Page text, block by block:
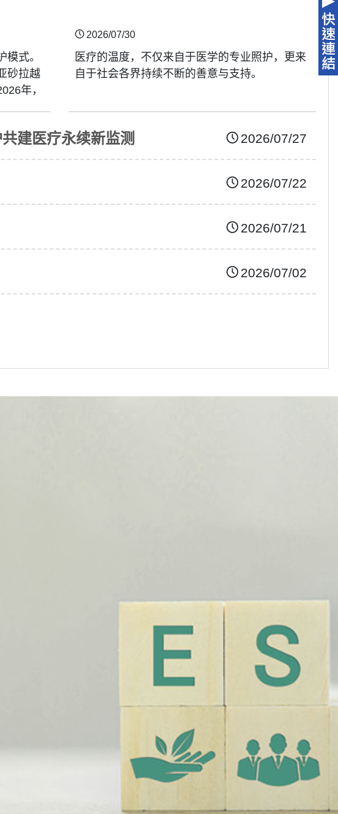
式。
砂拉越
年，
智慧临
，展示
与模式
2026/07/30
医疗的温度，不仅来自于医学的专业照护，更来
自于社会各界持续不断的善意与支持。
建医疗永续新监测 2026/07/27
2026/07/22
2026/07/21
2026/07/02